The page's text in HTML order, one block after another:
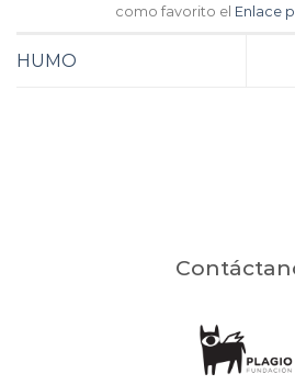
como favorito el Enlace
HUMO